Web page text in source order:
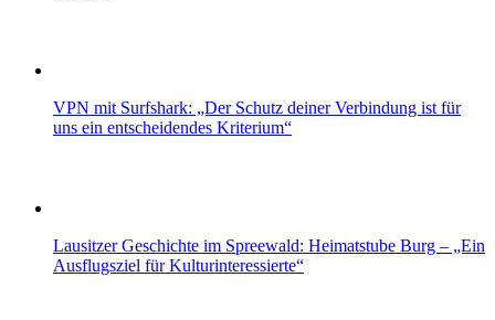
VPN mit Surfshark: „Der Schutz deiner Verbindung ist für
uns ein entscheidendes Kriterium“
Lausitzer Geschichte im Spreewald: Heimatstube Burg – „Ein
Ausflugsziel für Kulturinteressierte“